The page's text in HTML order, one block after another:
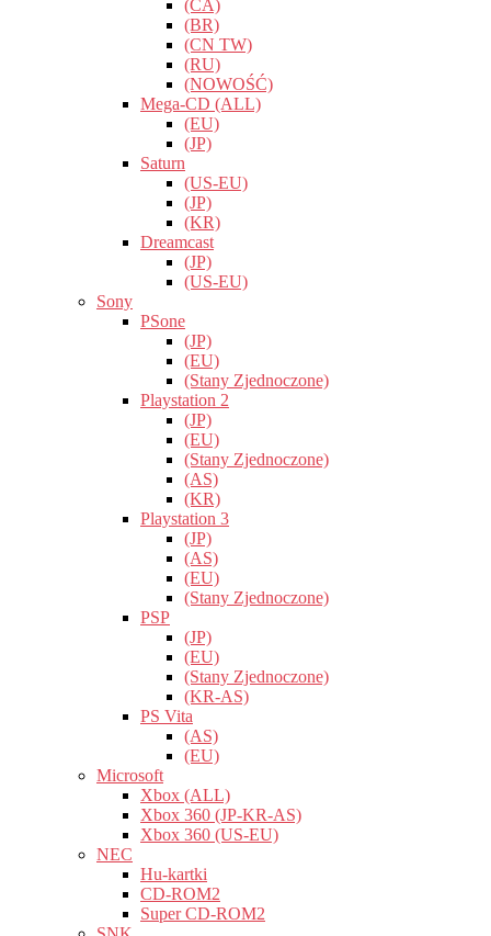
(CA)
(BR)
(CN TW)
(RU)
(NOWOŚĆ)
Mega-CD (ALL)
(EU)
(JP)
Saturn
(US-EU)
(JP)
(KR)
Dreamcast
(JP)
(US-EU)
Sony
PSone
(JP)
(EU)
(Stany Zjednoczone)
Playstation 2
(JP)
(EU)
(Stany Zjednoczone)
(AS)
(KR)
Playstation 3
(JP)
(AS)
(EU)
(Stany Zjednoczone)
PSP
(JP)
(EU)
(Stany Zjednoczone)
(KR-AS)
PS Vita
(AS)
(EU)
Microsoft
Xbox (ALL)
Xbox 360 (JP-KR-AS)
Xbox 360 (US-EU)
NEC
Hu-kartki
CD-ROM2
Super CD-ROM2